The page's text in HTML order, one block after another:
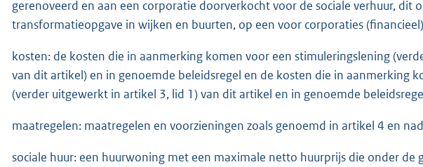
gerenoveerd en aan een corporatie doorverkocht voor de sociale verhuur, dit
transformatieopgave in wijken en buurten, op een voor corporaties
kosten: de kosten die in aanmerking komen voor een stimuleringslening
van dit artikel) en in genoemde beleidsregel en de kosten die in aanmerking
(verder uitgewerkt in artikel 3, lid 1) van dit artikel en in genoemde
maatregelen: maatregelen en voorzieningen zoals genoemd in artikel 4 en
sociale huur: een huurwoning met een maximale netto huurprijs die onder de